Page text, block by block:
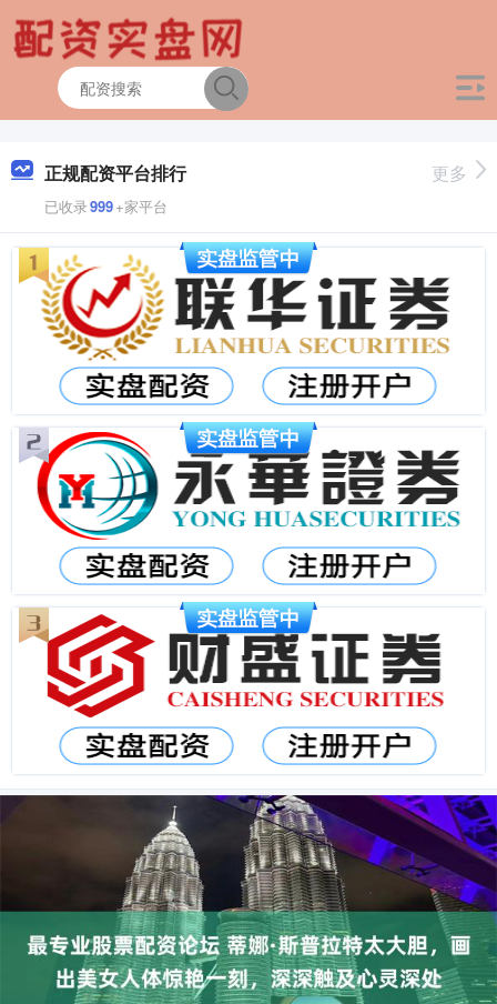
正规配资平台排行
已收录999+家平台
更多